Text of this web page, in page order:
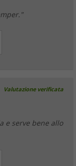
Valutazione verificata
e serve bene allo